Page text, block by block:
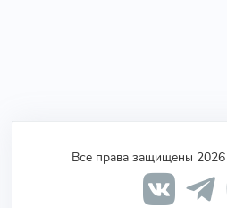
Все права защищены